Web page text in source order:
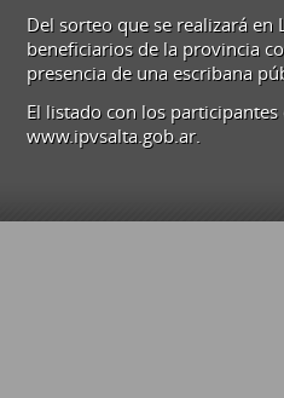
Del sorteo que se realizará en
beneficiarios de la provincia
presencia de una escribana
El listado con los
www.ipvsalta.gob.ar.